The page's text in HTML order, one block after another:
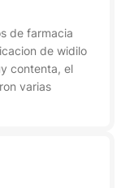
de farmacia
de widilo
contenta, el
varias